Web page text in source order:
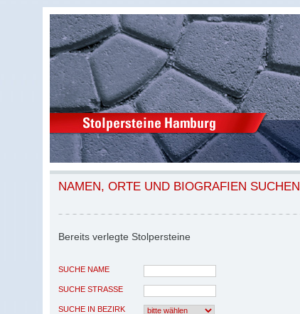
NAMEN, ORTE UND BIOGRAFIEN SUCHEN
Bereits verlegte Stolpersteine
SUCHE NAME
SUCHE STRASSE
SUCHE IN BEZIRK